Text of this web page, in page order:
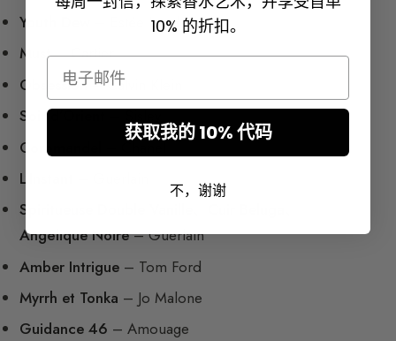
Youth Dew
– Estée Lauder
Must– Cartier
Obsession– Calvin Klein
Soir d’Orient– Sisley
Coromandel
– Chanel
L’Instant
Spiritueuse Double Vanille
Angélique Noire– Guerlain
Amber Intrigue – Tom Ford
Myrrh et Tonka – Jo Malone
Guidance 46 – Amouage
10% 的折扣。
Email
获取我的 10% 代码
不，谢谢